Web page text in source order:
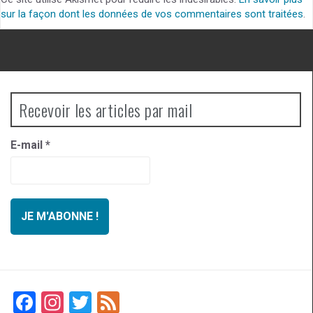
sur la façon dont les données de vos commentaires sont traitées.
Recevoir les articles par mail
E-mail *
F
In
T